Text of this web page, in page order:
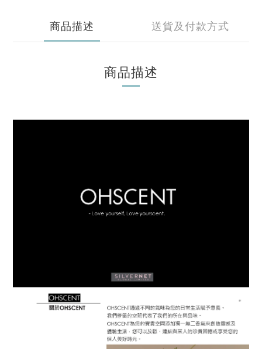
商品描述 送貨及付款方式
商品描述